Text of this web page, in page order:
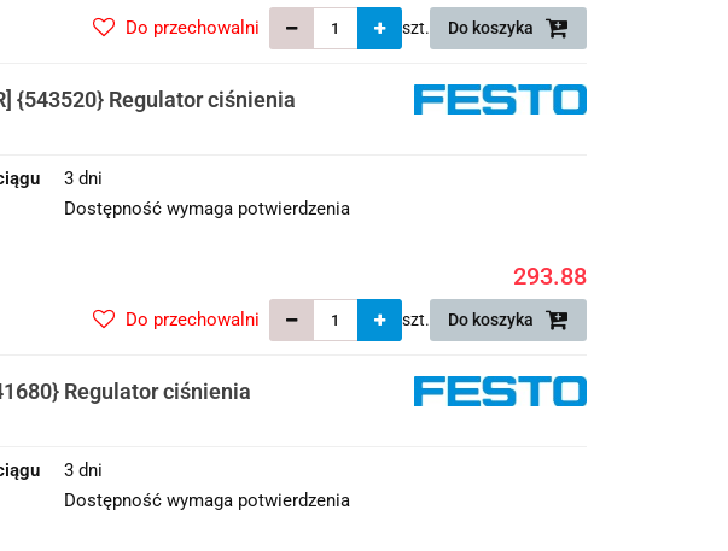
szt. Do koszyka
Do przechowalni
{543520} Regulator ciśnienia
3 dni
Dostępność wymaga potwierdzenia
293.88
szt. Do koszyka
Do przechowalni
Regulator ciśnienia
3 dni
Dostępność wymaga potwierdzenia